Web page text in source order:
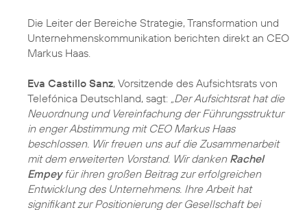
Die Leiter der Bereiche Strategie, Transformation und
Unternehmenskommunikation berichten direkt an CEO
Markus Haas.
Eva Castillo Sanz, Vorsitzende des Aufsichtsrats von
Telefónica Deutschland, sagt: „Der Aufsichtsrat hat die
Neuordnung und Vereinfachung der Führungsstruktur
in enger Abstimmung mit CEO Markus Haas
beschlossen. Wir freuen uns auf die Zusammenarbeit
mit dem erweiterten Vorstand. Wir danken Rachel
Empeyfür ihren großen Beitrag zur erfolgreichen
Entwicklung des Unternehmens. Ihre Arbeit hat
signifikant zur Positionierung der Gesellschaft bei